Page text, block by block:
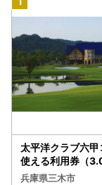
太平洋クラブ六甲
使える利用券（
）
兵庫県三木市